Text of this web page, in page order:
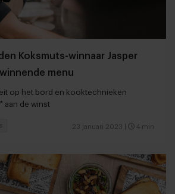
Koksmuts-winnaar Jasper
menu
op het bord en kooktechnieken
aan de winst
23 januari 2023 4 min